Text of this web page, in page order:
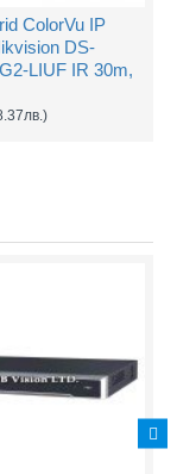
ColorVu IP
DS-
LIUF IR 30m,